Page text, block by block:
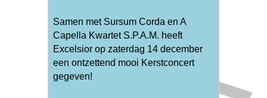
Samen met Sursum Corda en A
Capella Kwartet S.P.A.M. heeft
Excelsior op zaterdag 14 december
een ontzettend mooi Kerstconcert
gegeven!